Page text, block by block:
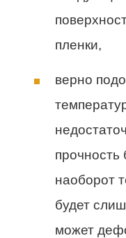
пленки,
верно
прочность
наоборот
будет
может